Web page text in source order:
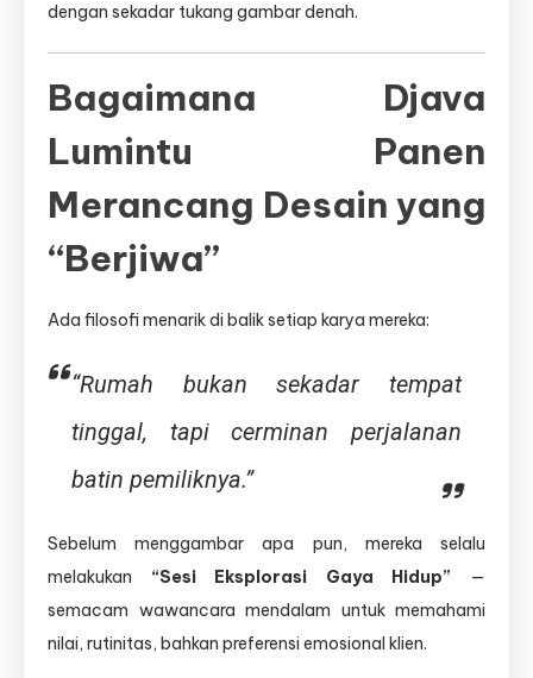
dengan sekadar tukang gambar denah.
Bagaimana Djava
Lumintu Panen
Merancang Desain yang
“Berjiwa”
Ada filosofi menarik di balik setiap karya mereka:
“Rumah bukan sekadar tempat
tinggal, tapi cerminan perjalanan
batin pemiliknya.”
Sebelum menggambar apa pun, mereka selalu
melakukan “Sesi Eksplorasi Gaya Hidup” —
semacam wawancara mendalam untuk memahami
nilai, rutinitas, bahkan preferensi emosional klien.